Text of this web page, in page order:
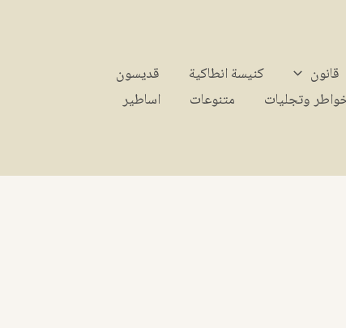
قانون كنيسة انطاكية
قديسون
وتجليات متنوعات اساطير